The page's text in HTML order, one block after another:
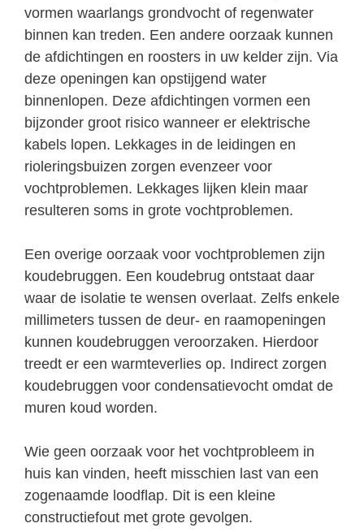
vormen waarlangs grondvocht of regenwater
binnen kan treden. Een andere oorzaak kunnen
de afdichtingen en roosters in uw kelder zijn. Via
deze openingen kan opstijgend water
binnenlopen. Deze afdichtingen vormen een
bijzonder groot risico wanneer er elektrische
kabels lopen. Lekkages in de leidingen en
rioleringsbuizen zorgen evenzeer voor
vochtproblemen. Lekkages lijken klein maar
resulteren soms in grote vochtproblemen.
Een overige oorzaak voor vochtproblemen zijn
koudebruggen. Een koudebrug ontstaat daar
waar de isolatie te wensen overlaat. Zelfs enkele
millimeters tussen de deur- en raamopeningen
kunnen koudebruggen veroorzaken. Hierdoor
treedt er een warmteverlies op. Indirect zorgen
koudebruggen voor condensatievocht omdat de
muren koud worden.
Wie geen oorzaak voor het vochtprobleem in
huis kan vinden, heeft misschien last van een
zogenaamde loodflap. Dit is een kleine
constructiefout met grote gevolgen.